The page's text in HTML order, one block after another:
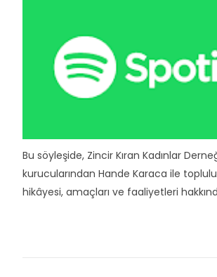
Bu söyleşide, Zincir Kıran Kadınlar
kurucularından Hande Karaca ile
hikâyesi, amaçları ve faaliyetleri